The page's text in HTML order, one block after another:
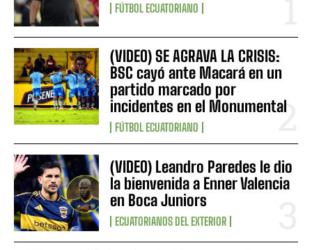
FÚTBOL ECUATORIANO
(VIDEO) SE AGRAVA LA CRISIS:
BSC cayó ante Macará en un
partido marcado por
incidentes en el Monumental
FÚTBOL ECUATORIANO
(VIDEO) Leandro Paredes le dio
la bienvenida a Enner Valencia
en Boca Juniors
ECUATORIANOS DEL EXTERIOR